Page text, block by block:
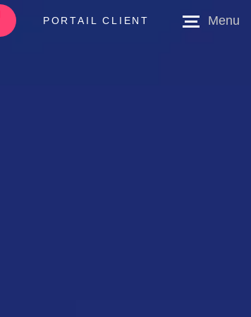
PORTAIL CLIENT